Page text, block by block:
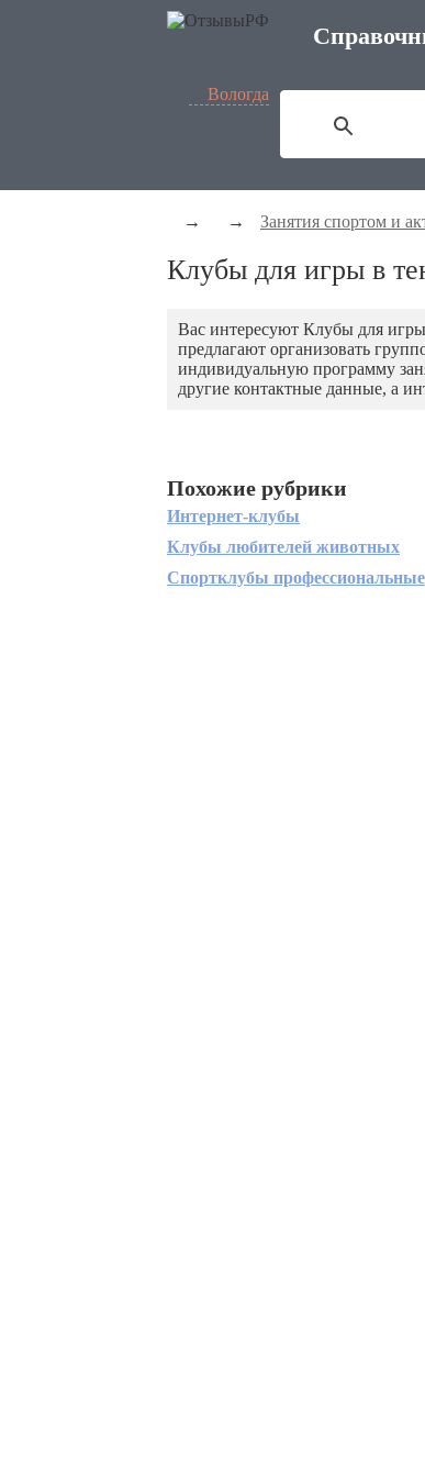
Вологда
→ → Занятия спортом и
Клубы для игры в
Вас интересуют Клубы для
предлагают организовать
индивидуальную программу
другие контактные данные, а
Похожие рубрики
Интернет-клубы
Клубы любителей животных
Спортклубы профессиональные